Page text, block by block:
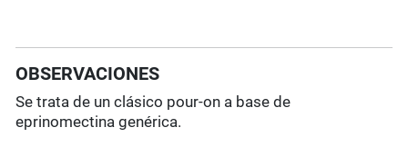
OBSERVACIONES
Se trata de un clásico pour-on a base de
eprinomectina genérica.